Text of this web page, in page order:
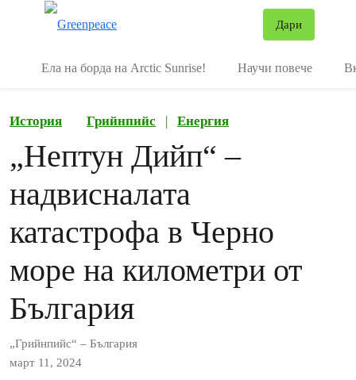
Дари
Ела на борда на Arctic Sunrise! Научи повече
История Грийнпийс | Енергия
„Нептун Дийп“ –
надвисналата
катастрофа в Черно
море на километри от
България
„Грийнпийс“ – България
март 11, 2024